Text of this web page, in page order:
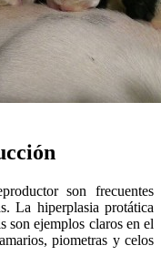
son frecuentes
La hiperplasia protática
son ejemplos claros en el
piometras y celos